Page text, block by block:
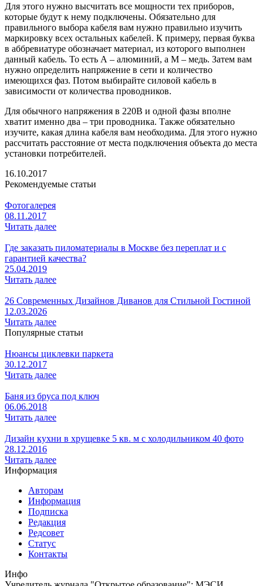
Для этого нужно высчитать все мощности тех приборов,
которые будут к нему подключены. Обязательно для
правильного выбора кабеля вам нужно правильно изучить
маркировку всех остальных кабелей. К примеру, первая буква
в аббревиатуре обозначает материал, из которого выполнен
данный кабель. То есть А – алюминий, а М – медь. Затем вам
нужно определить напряжение в сети и количество
имеющихся фаз. Потом выбирайте силовой кабель в
зависимости от количества проводников.
Для обычного напряжения в 220В и одной фазы вполне
хватит именно два – три проводника. Также обязательно
изучите, какая длина кабеля вам необходима. Для этого нужно
рассчитать расстояние от места подключения объекта до места
установки потребителей.
16.10.2017
Рекомендуемые статьи
Фотогалерея
08.11.2017
Читать далее
Где заказать пиломатериалы в Москве без переплат и с
гарантией качества?
25.04.2019
Читать далее
26 Современных Дизайнов Диванов для Стильной Гостиной
12.03.2026
Читать далее
Популярные статьи
Нюансы циклевки паркета
30.12.2017
Читать далее
Баня из бруса под ключ
06.06.2018
Читать далее
Дизайн кухни в хрущевке 5 кв. м с холодильником 40 фото
28.12.2016
Читать далее
Информация
Авторам
Информация
Подписка
Редакция
Редсовет
Статус
Контакты
Инфо